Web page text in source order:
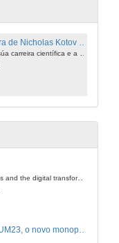
Acto de investidura de Nicholas Kotov como doutor honoris causa da Universidade de Vigo
European univesrities and the digital transformation: challenges and opportunities ahead
Presentación do UM23, o novo monopraza de UVigo Motorsport